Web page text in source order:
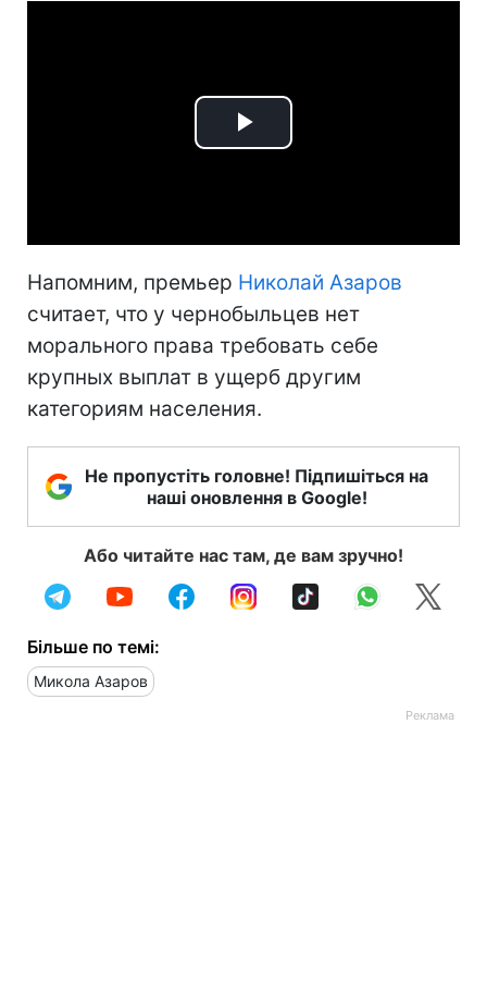
Play
Напомним, премьер Николай Азаров
считает, что у чернобыльцев нет
морального права требовать себе
крупных выплат в ущерб другим
категориям населения.
Не пропустіть головне! Підпишіться на
наші оновлення в Google!
Або читайте нас там, де вам зручно!
Більше по темі:
Микола Азаров